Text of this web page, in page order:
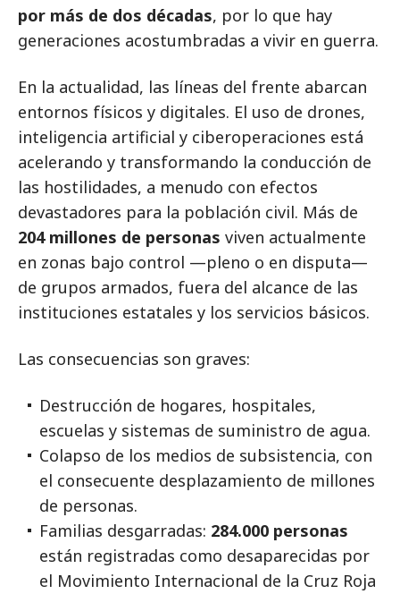
por más de dos décadas, por lo que hay
generaciones acostumbradas a vivir en guerra.
En la actualidad, las líneas del frente abarcan
entornos físicos y digitales. El uso de drones,
inteligencia artificial y ciberoperaciones está
acelerando y transformando la conducción de
las hostilidades, a menudo con efectos
devastadores para la población civil. Más de
204 millones de personas viven actualmente
en zonas bajo control —pleno o en disputa—
de grupos armados, fuera del alcance de las
instituciones estatales y los servicios básicos.
Las consecuencias son graves:
Destrucción de hogares, hospitales,
escuelas y sistemas de suministro de agua.
Colapso de los medios de subsistencia, con
el consecuente desplazamiento de millones
de personas.
Familias desgarradas: 284.000 personas
están registradas como desaparecidas por
el Movimiento Internacional de la Cruz Roja